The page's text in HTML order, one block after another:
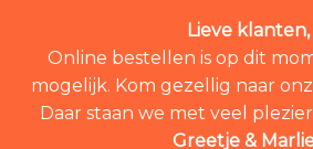
Lieve klanten,
Online bestellen is op dit
mogelijk. Kom gezellig naar
Daar staan we met veel
Greetje &